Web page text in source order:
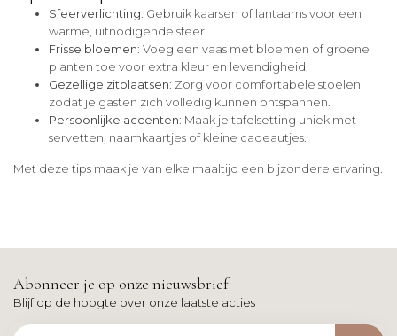
Sfeerverlichting: Gebruik kaarsen of lantaarns voor een
warme, uitnodigende sfeer.
Frisse bloemen: Voeg een vaas met bloemen of groene
planten toe voor extra kleur en levendigheid.
Gezellige zitplaatsen: Zorg voor comfortabele stoelen
zodat je gasten zich volledig kunnen ontspannen.
Persoonlijke accenten: Maak je tafelsetting uniek met
servetten, naamkaartjes of kleine cadeautjes.
Met deze tips maak je van elke maaltijd een bijzondere ervaring.
Abonneer je op onze nieuwsbrief
Blijf op de hoogte over onze laatste acties